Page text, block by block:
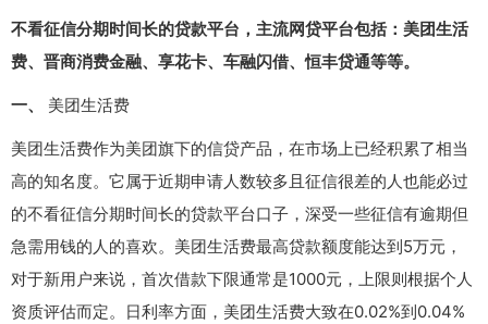
不看征信分期时间长的贷款平台，主流网贷平台包括：美团生活
费、晋商消费金融、享花卡、车融闪借、恒丰贷通等等。
一、 美团生活费
美团生活费作为美团旗下的信贷产品，在市场上已经积累了相当
高的知名度。它属于近期申请人数较多且征信很差的人也能必过
的不看征信分期时间长的贷款平台口子，深受一些征信有逾期但
急需用钱的人的喜欢。美团生活费最高贷款额度能达到5万元，
对于新用户来说，首次借款下限通常是1000元，上限则根据个人
资质评估而定。日利率方面，美团生活费大致在0.02%到0.04%